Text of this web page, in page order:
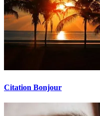
Citation Bonjour